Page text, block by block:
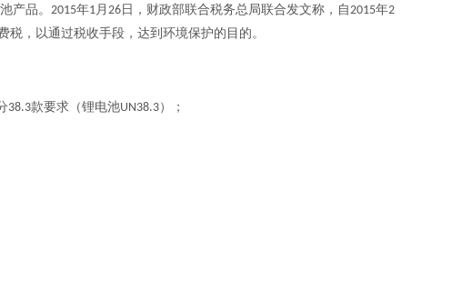
产品。 2015年1月 26 日，财政部联合税务总局联合发文称，自2015年2
，以通过税收手段，达到环境保护的目的。
38.3款要求（锂电池UN38.3）；